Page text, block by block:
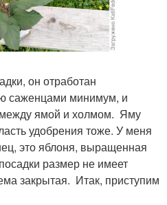
он отработан
саженцами минимум, и
ямой и холмом. Яму
удобрения тоже. У меня
это яблоня, выращенная
размер не имеет
закрытая. Итак, приступим